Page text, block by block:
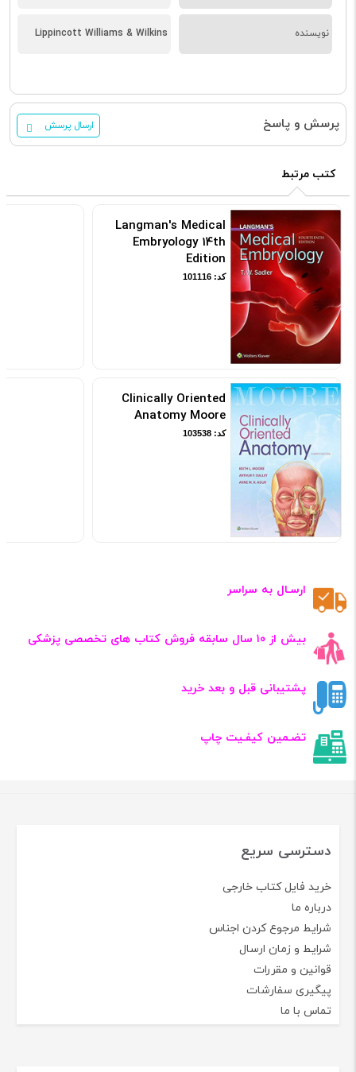
نویسنده Lippincott Williams & Wilkins
پرسش و پاسخ ارسال پرسش
کتب مرتبط
Langman's Medical
Embryology 14th
Edition
کد: 101116
Clinically Oriented
Anatomy Moore
کد: 103538
ارسـال به سراسر
بیش از ۱۰ سال سابقه فروش کتاب‌ های تخصصی پزشکی
پشتیبانی قبل و بعد خرید
تضـمین کیفـیت چاپ
دسترسی سریع
خرید فایل کتاب خارجی
درباره ما
شرایط مرجوع کردن اجناس
شرایط و زمان ارسال
قوانین و مقررات
پیگیری سفارشات
تماس با ما